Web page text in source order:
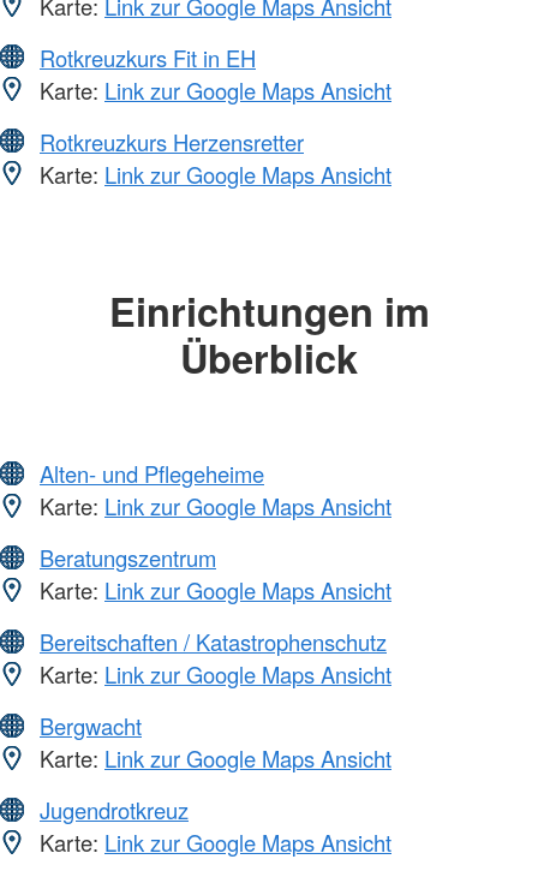
Rotkreuzkurs Fit in EH
Karte: Link zur Google Maps Ansicht
Rotkreuzkurs Herzensretter
Karte: Link zur Google Maps Ansicht
Einrichtungen im
Überblick
Alten- und Pflegeheime
Karte: Link zur Google Maps Ansicht
Beratungszentrum
Karte: Link zur Google Maps Ansicht
Bereitschaften / Katastrophenschutz
Karte: Link zur Google Maps Ansicht
Bergwacht
Karte: Link zur Google Maps Ansicht
Jugendrotkreuz
Karte: Link zur Google Maps Ansicht